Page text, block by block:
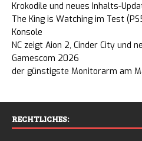
Krokodile und neues Inhalts-
The King is Watching im Test
Konsole
NC zeigt Aion 2, Cinder City und
Gamescom 2026
der günstigste Monitorarm am
RECHTLICHES: